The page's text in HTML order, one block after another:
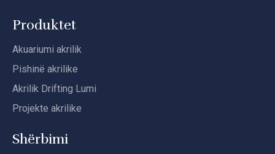
Produktet
Akuariumi akrilik
Pishinë akrilike
Akrilik Drifting Lumi
Projekte akrilike
Shërbimi